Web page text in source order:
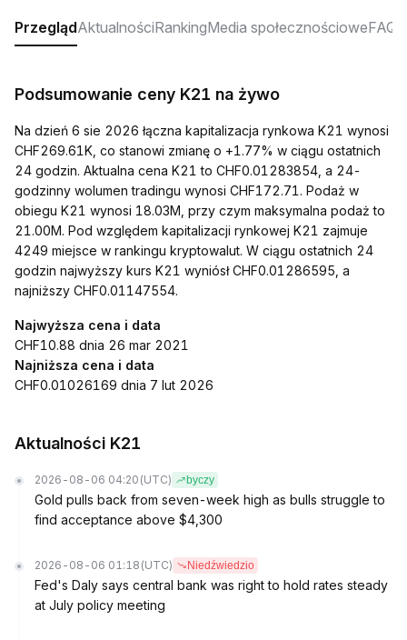
PrzeglądAktualnościRankingMedia społecznościoweFAQ
Podsumowanie ceny K21 na żywo
Na dzień 6 sie 2026 łączna kapitalizacja rynkowa K21 wynosi
CHF269.61K, co stanowi zmianę o +1.77% w ciągu ostatnich
24 godzin. Aktualna cena K21 to CHF0.01283854, a 24-
godzinny wolumen tradingu wynosi CHF172.71. Podaż w
obiegu K21 wynosi 18.03M, przy czym maksymalna podaż to
21.00M. Pod względem kapitalizacji rynkowej K21 zajmuje
4249 miejsce w rankingu kryptowalut. W ciągu ostatnich 24
godzin najwyższy kurs K21 wyniósł CHF0.01286595, a
najniższy CHF0.01147554.
Najwyższa cena i data
CHF10.88 dnia 26 mar 2021
Najniższa cena i data
CHF0.01026169 dnia 7 lut 2026
Aktualności K21
2026-08-06 04:20 (UTC) byczy
Gold pulls back from seven-week high as bulls struggle to
find acceptance above $4,300
2026-08-06 01:18 (UTC) Niedźwiedzio
Fed's Daly says central bank was right to hold rates steady
at July policy meeting